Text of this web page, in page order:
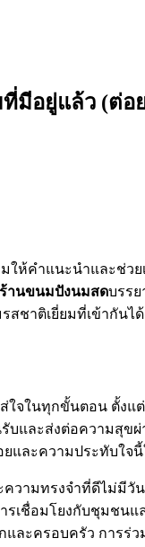
มีอยู่แล้ว (ต่อ
ห้คำแนะนำและช่ว
ร้านขนมปังนมสดบรร
สชาติเยี่ยมที่เข้ากัน
จในทุกขั้นตอน ตั้ง
บและส่งต่อความสุ
ยและความประทับใ
วามทรงจำที่ดีไม่มี
ชื่อมโยงกับชุมชนแ
ละครอบครัว การร่